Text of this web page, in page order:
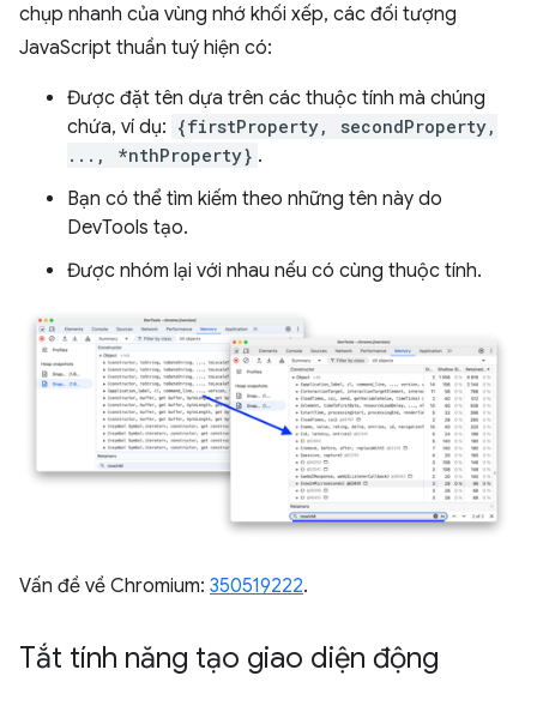
chụp nhanh của vùng nhớ khối xếp, các đối tượng
JavaScript thuần tuý hiện có:
Được đặt tên dựa trên các thuộc tính mà chúng
chứa, ví dụ: {firstProperty, secondProperty,
..., *nthProperty} .
Bạn có thể tìm kiếm theo những tên này do
DevTools tạo.
Được nhóm lại với nhau nếu có cùng thuộc tính.
Vấn đề về Chromium: 350519222.
Tắt tính năng tạo giao diện động